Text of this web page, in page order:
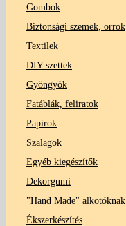
Gombok
Biztonsági szemek, orrok
Textilek
DIY szettek
Gyöngyök
Fatáblák, feliratok
Papírok
Szalagok
Egyéb kiegészítők
Dekorgumi
"Hand Made" alkotóknak
Ékszerkészítés